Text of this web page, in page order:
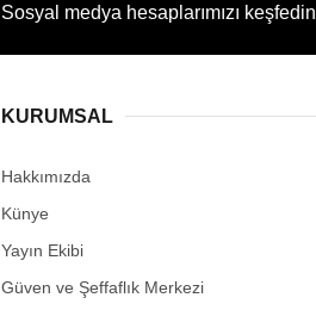
Sosyal medya hesaplarımızı keşfedin
KURUMSAL
Hakkımızda
Künye
Yayın Ekibi
Güven ve Şeffaflık Merkezi